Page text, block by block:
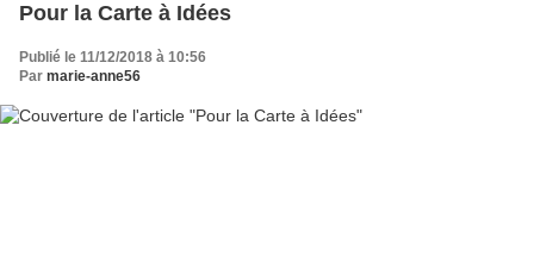
Pour la Carte à Idées
Publié le 11/12/2018 à 10:56
Par marie-anne56